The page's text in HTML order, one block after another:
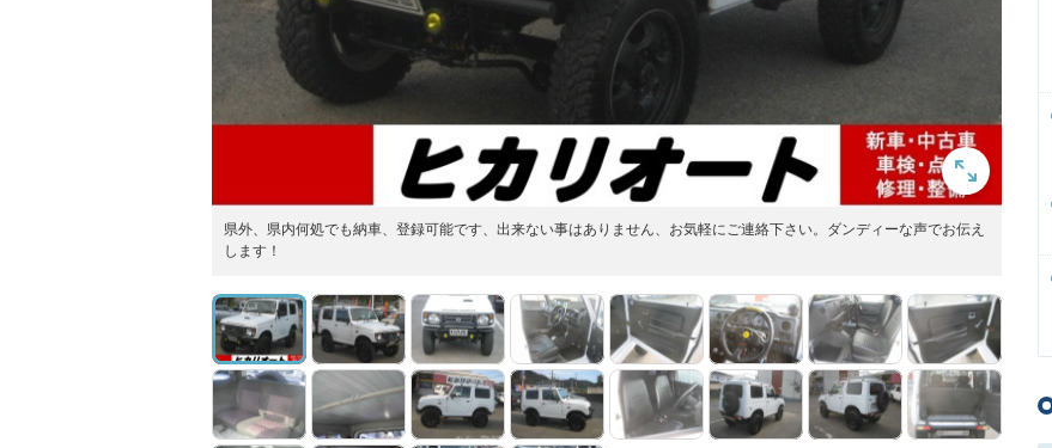
県外、県内何処でも納車、登録可能です、出来ない事はありません、お気軽にご連絡下さい。ダンディーな声でお伝え
します！